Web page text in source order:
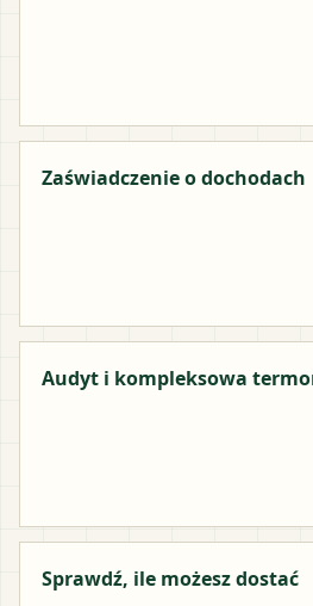
Zaświadczenie o dochodach
Audyt i kompleksowa
Sprawdź, ile możesz dostać